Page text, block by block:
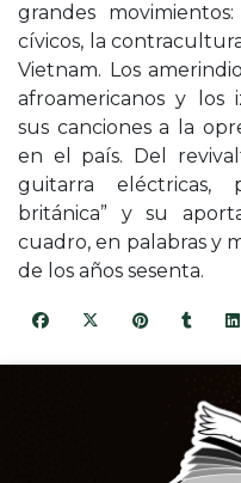
grandes
cívicos, la
Vietnam. Los
afroamericanos y los
sus canciones a la
en el país. Del
guitarra eléctricas,
británica” y su
cuadro, en palabras y
de los años sesenta.